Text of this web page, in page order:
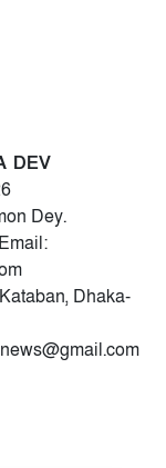
DEV
Dey.
Dhaka-